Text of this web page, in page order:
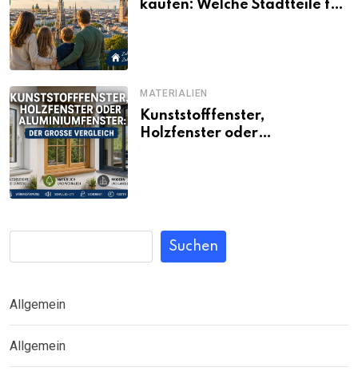
kaufen: Welche Stadtteile für
MATERIALIEN
Kunststofffenster,
Holzfenster oder
Suchen
Allgemein
Allgemein